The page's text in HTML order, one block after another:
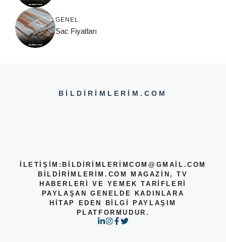
GENEL
Sac Fiyatları
BILDIRIMLERIM.COM
İLETİŞİM:BILDIRIMLERIMCOM@GMAIL.COM
BILDIRIMLERIM.COM MAGAZIN, TV
HABERLERI VE YEMEK TARIFLERI
PAYLAŞAN GENELDE KADINLARA
HITAP EDEN BILGI PAYLAŞIM
PLATFORMUDUR.